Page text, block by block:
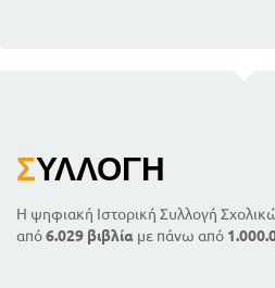
ΣΥΛΛΟΓΉ
Η ψηφιακή Ιστορική Συλλογή
από6.029 βιβλία με πάνω από